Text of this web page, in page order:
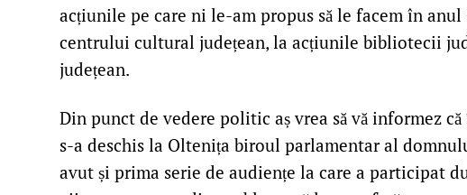
acțiunile pe care ni le-am propus să le facem în
centrului cultural județean, la acțiunile bibliotecii
județean.
Din punct de vedere politic aș vrea să vă informez
s-a deschis la Oltenița biroul parlamentar al
avut și prima serie de audiențe la care a participat